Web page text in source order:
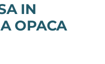
IN
OPACA